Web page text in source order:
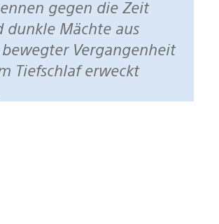
gegen die Zeit
dunkle Mächte aus
bewegter Vergangenheit
Tiefschlaf erweckt